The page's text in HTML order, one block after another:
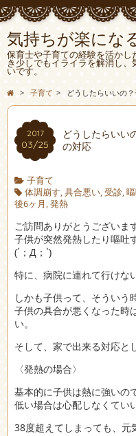
気持ちが楽にな
保育士や子育ての経験を活かし
き少しでもイライラを解消し
いです。
> 子育て > どうしたらいいの
2017
03/25
どうしたらいい
の対応
子育て
体調崩す,具合悪い,受診,
後6ヶ月,発熱
ご訪問ありがとうございま
子供が突然発熱したり嘔吐
(´；Д；`)
特に、病院に連れて行けな
しかも子供って、そういう
子供の具合が悪くなった時
い。
そして、家で出来る対応と
〈発熱の場合〉
基本的に子供は熱に強いの
低い場合は心配しなくてい
38度超えてしまっても、元